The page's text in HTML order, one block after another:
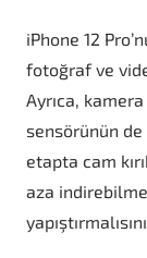
iPhone 12
fotoğraf ve
Ayrıca, kamera
sensörünün
etapta cam
aza